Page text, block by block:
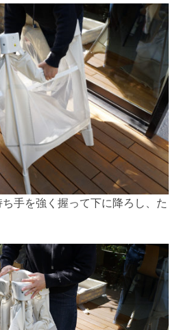
手を強く握って下に降ろし、た